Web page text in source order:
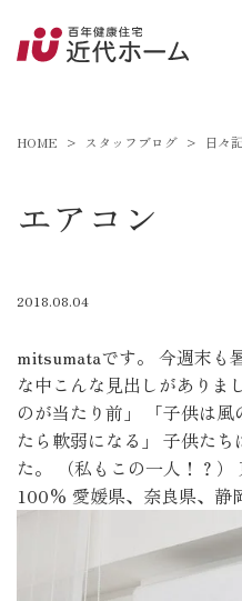
HOME スタッフブログ 日々記
エアコン
2018.08.04
mitsumataです。 今週末も
な中こんな見出しがありま
のが当たり前」 「子供は
たら軟弱になる」 子供た
た。 （私もこの一人！？
100% 愛媛県、奈良県、